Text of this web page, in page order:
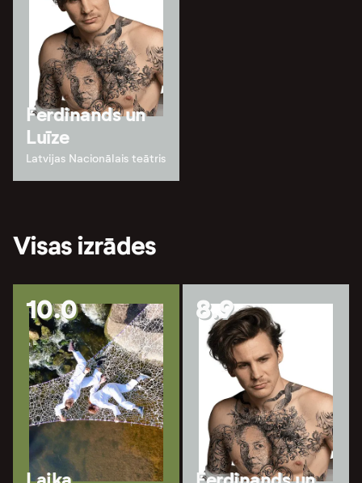
Ferdinands un
Luīze
Latvijas Nacionālais teātris
Visas izrādes
10.0 8.9